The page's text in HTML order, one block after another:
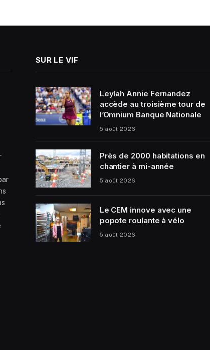
SUR LE VIF
Leylah Annie Fernandez
accède au troisième tour de
l’Omnium Banque Nationale
5 août 2026
Près de 2000 habitations en
chantier à mi-année
5 août 2026
Le CEM innove avec une
popote roulante à vélo
5 août 2026